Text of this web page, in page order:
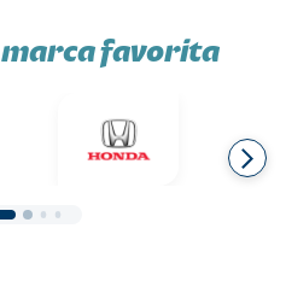
marca favorita